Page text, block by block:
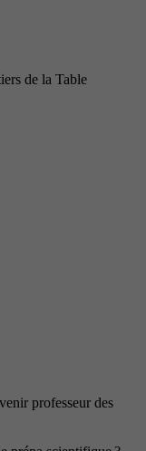
de la Table
professeur des